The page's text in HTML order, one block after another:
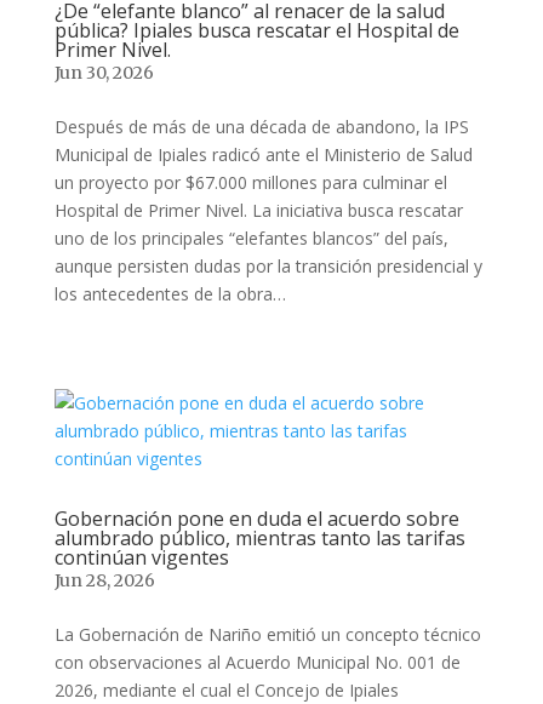
¿De “elefante blanco” al renacer de la salud
pública? Ipiales busca rescatar el Hospital de
Primer Nivel.
Jun 30, 2026
Después de más de una década de abandono, la IPS
Municipal de Ipiales radicó ante el Ministerio de Salud
un proyecto por $67.000 millones para culminar el
Hospital de Primer Nivel. La iniciativa busca rescatar
uno de los principales “elefantes blancos” del país,
aunque persisten dudas por la transición presidencial y
los antecedentes de la obra…
Gobernación pone en duda el acuerdo sobre
alumbrado público, mientras tanto las tarifas
continúan vigentes
Jun 28, 2026
La Gobernación de Nariño emitió un concepto técnico
con observaciones al Acuerdo Municipal No. 001 de
2026, mediante el cual el Concejo de Ipiales